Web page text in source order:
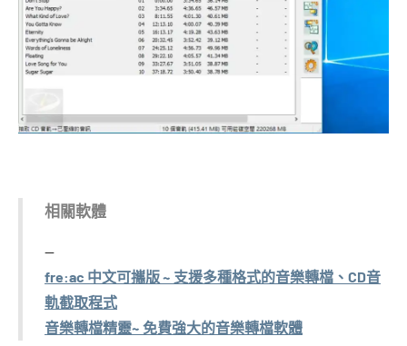
相關軟體
fre:ac 中文可攜版 ~ 支援多種格式的音樂轉檔、CD音
軌截取程式
音樂轉檔精靈~ 免費強大的音樂轉檔軟體